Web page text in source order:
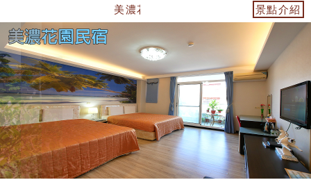
美濃花園民宿~美濃住宿首選 ~ ~景點介紹